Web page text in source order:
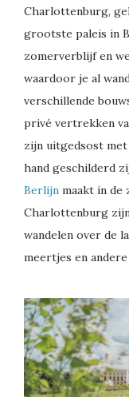
Charlottenburg,
grootste paleis in
zomerverblijf en
waardoor je al
verschillende
privé vertrekken
zijn uitgedsost
hand geschilderd
Berlijn maakt in de
Charlottenburg
wandelen over de
meertjes en